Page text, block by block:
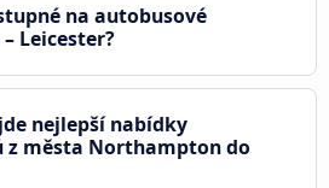
na autobusové
Leicester?
nejlepší nabídky
z města Northampton do